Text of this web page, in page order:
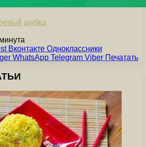
шубка
Вконтакте Одноклассники
WhatsApp Telegram Viber Печатать